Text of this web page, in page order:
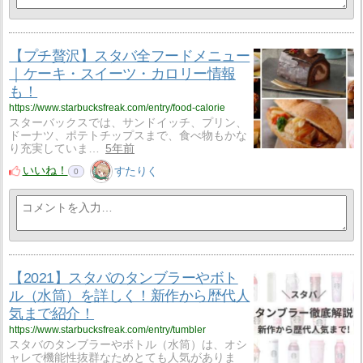
【プチ贅沢】スタバ全フードメニュー
｜ケーキ・スイーツ・カロリー情報
も！
https://www.starbucksfreak.com/entry/food-calorie
スターバックスでは、サンドイッチ、プリン、
ドーナツ、ポテトチップスまで、食べ物もかな
り充実していま…
5年前
いいね！
0 すたりく
【2021】スタバのタンブラーやボト
ル（水筒）を詳しく！新作から歴代人
気まで紹介！
https://www.starbucksfreak.com/entry/tumbler
スタバのタンブラーやボトル（水筒）は、オシ
ャレで機能性抜群なためとても人気がありま